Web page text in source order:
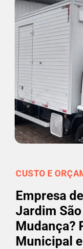
CUSTO E
Empresa
Jardim
Mudança?
Municipal